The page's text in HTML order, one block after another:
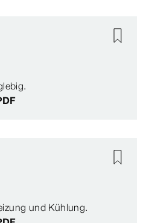
und Kühlung.